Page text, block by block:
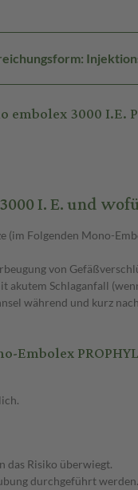
3000 I.E.
I. E. und
(im Folgenden Mono-
von
akutem Schlaganfall
während und kurz
das Risiko überwiegt.
durchgeführt werden.